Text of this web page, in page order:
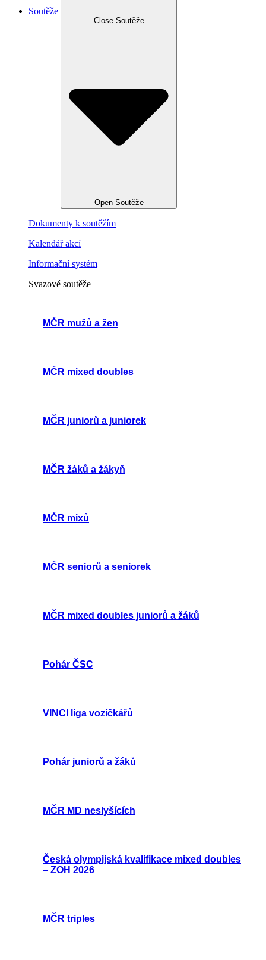
Soutěže
Close Soutěže
Open Soutěže
Dokumenty k soutěžím
Kalendář akcí
Informační systém
Svazové soutěže
MČR mužů a žen
MČR mixed doubles
MČR juniorů a juniorek
MČR žáků a žákyň
MČR mixů
MČR seniorů a seniorek
MČR mixed doubles juniorů a žáků
Pohár ČSC
VINCI liga vozíčkářů
Pohár juniorů a žáků
MČR MD neslyšících
Česká olympijská kvalifikace mixed doubles
– ZOH 2026
MČR triples